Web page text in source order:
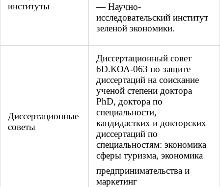
институты
— Научно-
исследовательский институт
зеленой экономики.
Диссертационные
советы
Диссертационный совет
6D.КОА-063 по защите
диссертаций на соискание
ученой степени доктора
PhD, доктора по
специальности,
кандидастких и докторских
диссертаций по
специальностям: экономика
сферы туризма, экономика
предпринимательства и
маркетинг